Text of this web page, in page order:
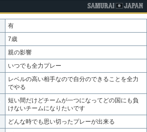
有
7歳
親の影響
いつでも全力プレー
レベルの高い相手なので自分のできることを全力
でやる
短い間だけどチームが一つになってどの国にも負
けないチームになりたいです
どんな時でも思い切ったプレーが出来る